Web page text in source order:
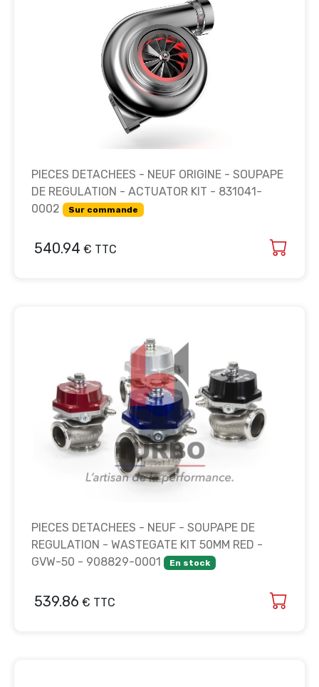
PIECES DETACHEES - NEUF ORIGINE - SOUPAPE
DE REGULATION - ACTUATOR KIT - 831041-
0002
Sur commande
540.94 € TTC
PIECES DETACHEES - NEUF - SOUPAPE DE
REGULATION - WASTEGATE KIT 50MM RED -
GVW-50 - 908829-0001
En stock
539.86 € TTC